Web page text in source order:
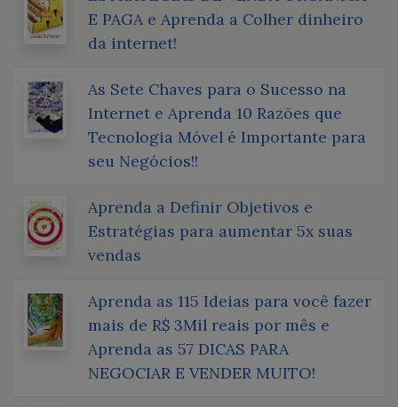
E PAGA e Aprenda a Colher dinheiro
da internet!
As Sete Chaves para o Sucesso na
Internet e Aprenda 10 Razões que
Tecnologia Móvel é Importante para
seu Negócios!!
Aprenda a Definir Objetivos e
Estratégias para aumentar 5x suas
vendas
Aprenda as 115 Ideias para você fazer
mais de R$ 3Mil reais por mês e
Aprenda as 57 DICAS PARA
NEGOCIAR E VENDER MUITO!